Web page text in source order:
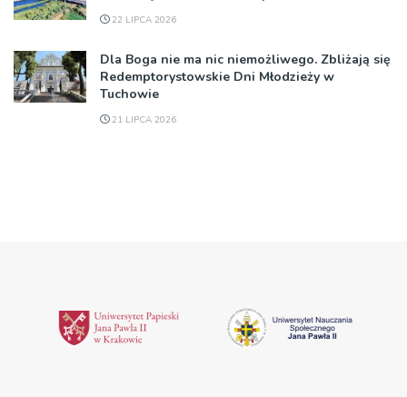
22 LIPCA 2026
Dla Boga nie ma nic niemożliwego. Zbliżają się
Redemptorystowskie Dni Młodzieży w
Tuchowie
21 LIPCA 2026